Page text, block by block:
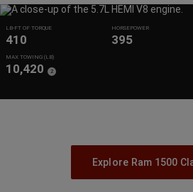
LB-FT OF TORQUE
410
HORSEPOWER
395
MAX TOWING (LB)
10,420
(
Disclosure
2)
Explore Ram 1500